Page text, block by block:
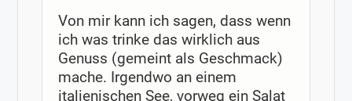
Von mir kann ich sagen, dass wenn
ich was trinke das wirklich aus
Genuss (gemeint als Geschmack)
mache. Irgendwo an einem
italienischen See, vorweg ein Salat